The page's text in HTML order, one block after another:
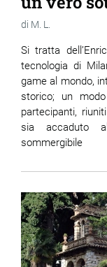
M. L.
Si tratta
tecnologia di
game al mondo,
storico; un
partecipanti,
sia accaduto
sommergibile